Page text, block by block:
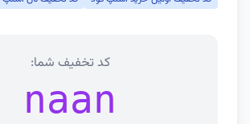
کد تخفیف شما:
naan